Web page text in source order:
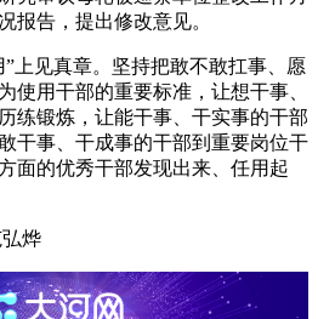
报告，提出修改意见。
上见真章。坚持把敢不敢扛事、愿
使用干部的重要标准，让想干事、
练锻炼，让能干事、干实事的干部
干事、干成事的干部到重要岗位干
面的优秀干部发现出来、任用起
烨